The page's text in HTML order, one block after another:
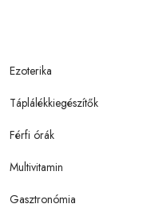
Ezoterika
Táplálékkiegészítők
Férfi órák
Multivitamin
Gasztronómia